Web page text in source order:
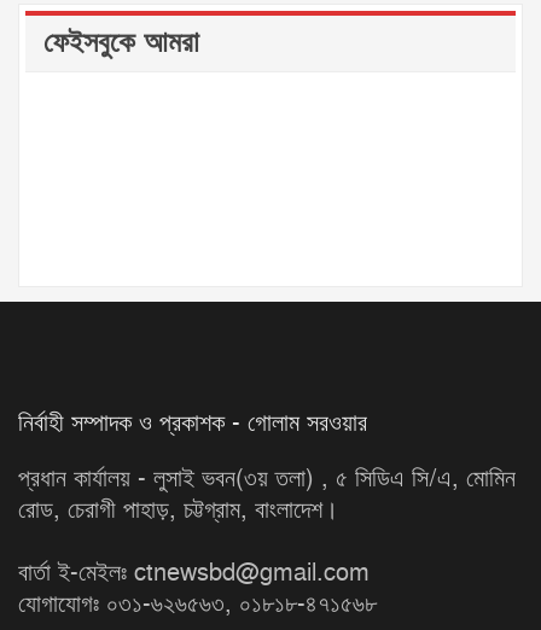
ফেইসবুকে আমরা
নির্বাহী সম্পাদক ও প্রকাশক - গোলাম সরওয়ার
প্রধান কার্যালয় - লুসাই ভবন(৩য় তলা) , ৫ সিডিএ সি/এ, মোমিন
রোড, চেরাগী পাহাড়, চট্টগ্রাম, বাংলাদেশ।
বার্তা ই-মেইলঃ ctnewsbd@gmail.com
যোগাযোগঃ ০৩১-৬২৬৫৬৩, ০১৮১৮-৪৭১৫৬৮